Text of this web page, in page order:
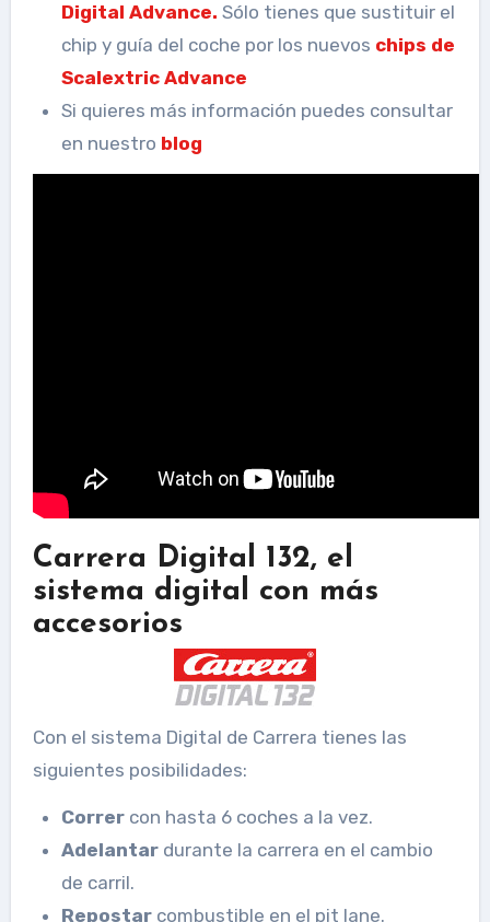
Digital Advance. Sólo tienes que sustituir el
chip y guía del coche por los nuevos chips de
Scalextric Advance
Si quieres más información puedes consultar
en nuestro blog
Carrera Digital 132, el
sistema digital con más
accesorios
Con el sistema Digital de Carrera tienes las
siguientes posibilidades:
Corrercon hasta 6 coches a la vez.
Adelantardurante la carrera en el cambio
de carril.
Repostarcombustible en el pit lane.